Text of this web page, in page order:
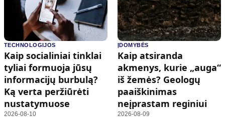
TECHNOLOGIJOS
Kaip socialiniai tinklai
tyliai formuoja jūsų
informacijų burbulą?
Ką verta peržiūrėti
nustatymuose
2026-08-10
ĮDOMYBĖS
Kaip atsiranda
akmenys, kurie „auga“
iš žemės? Geologų
paaiškinimas
neįprastam reginiui
2026-08-09